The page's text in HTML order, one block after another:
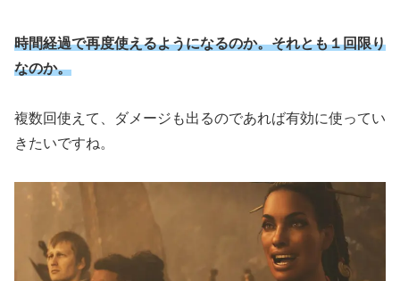
時間経過で再度使えるようになるのか。それとも１回限り
なのか。
複数回使えて、ダメージも出るのであれば有効に使ってい
きたいですね。